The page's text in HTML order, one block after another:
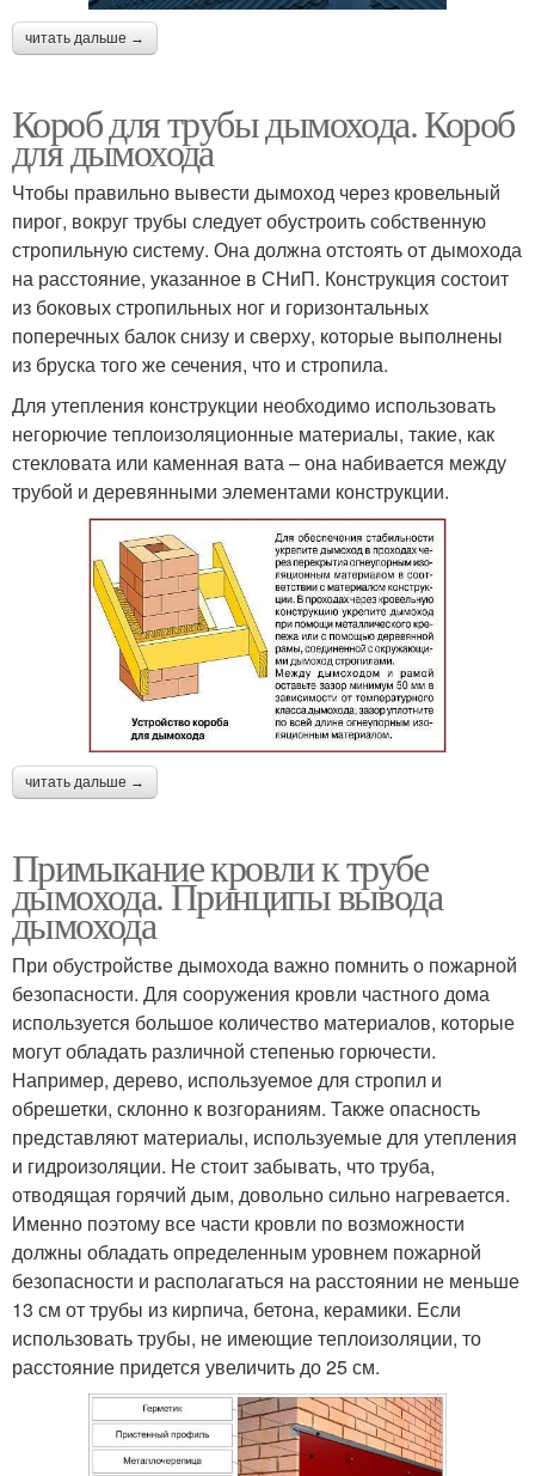
читать дальше →
Короб для трубы дымохода. Короб
для дымохода
Чтобы правильно вывести дымоход через кровельный
пирог, вокруг трубы следует обустроить собственную
стропильную систему. Она должна отстоять от дымохода
на расстояние, указанное в СНиП. Конструкция состоит
из боковых стропильных ног и горизонтальных
поперечных балок снизу и сверху, которые выполнены
из бруска того же сечения, что и стропила.
Для утепления конструкции необходимо использовать
негорючие теплоизоляционные материалы, такие, как
стекловата или каменная вата – она набивается между
трубой и деревянными элементами конструкции.
читать дальше →
Примыкание кровли к трубе
дымохода. Принципы вывода
дымохода
При обустройстве дымохода важно помнить о пожарной
безопасности. Для сооружения кровли частного дома
используется большое количество материалов, которые
могут обладать различной степенью горючести.
Например, дерево, используемое для стропил и
обрешетки, склонно к возгораниям. Также опасность
представляют материалы, используемые для утепления
и гидроизоляции. Не стоит забывать, что труба,
отводящая горячий дым, довольно сильно нагревается.
Именно поэтому все части кровли по возможности
должны обладать определенным уровнем пожарной
безопасности и располагаться на расстоянии не меньше
13 см от трубы из кирпича, бетона, керамики. Если
использовать трубы, не имеющие теплоизоляции, то
расстояние придется увеличить до 25 см.